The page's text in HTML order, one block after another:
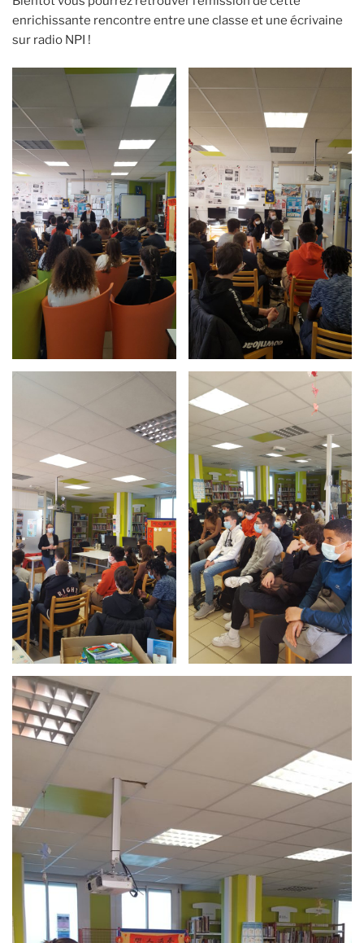
enrichissante rencontre entre une classe et une écrivaine
sur radio NPI !